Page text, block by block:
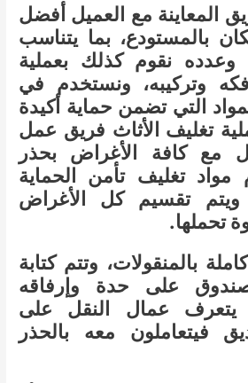
المعاينة مع العميل أفضل
بالمستودع، بما يتناسب
نقوم كذلك بعملية
وتركيبه، ونستخدم في
التي تضمن حماية أكيدة
تغليف الأثاث فريق عمل
مع كافة الأغراض بحذر
تغليف تأمن الحماية
ويتم تقسيم كل الأغراض
تحملها.
بالمنقولات، وتتم كتابة
على حدة وإرفاقه
يتعرف عمال النقل على
فيتعاملون معه بالحذر